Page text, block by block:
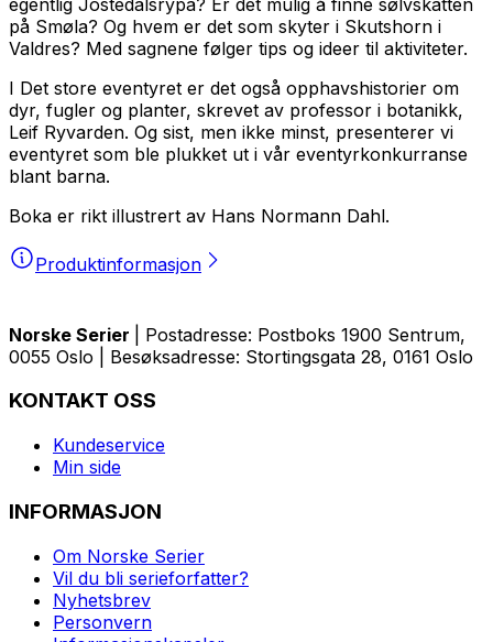
på Smøla? Og hvem er det som skyter i Skutshorn i
Valdres? Med sagnene følger tips og ideer til aktiviteter.
I Det store eventyret er det også opphavshistorier om
dyr, fugler og planter, skrevet av professor i botanikk,
Leif Ryvarden. Og sist, men ikke minst, presenterer vi
eventyret som ble plukket ut i vår eventyrkonkurranse
blant barna.
Boka er rikt illustrert av Hans Normann Dahl.
Produktinformasjon
Norske Serier
| Postadresse: Postboks 1900 Sentrum,
0055 Oslo | Besøksadresse: Stortingsgata 28, 0161 Oslo
KONTAKT OSS
Kundeservice
Min side
INFORMASJON
Om Norske Serier
Vil du bli serieforfatter?
Nyhetsbrev
Personvern